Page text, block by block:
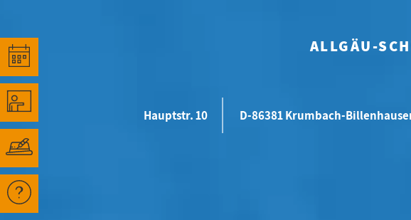
ALLGÄU-
Hauptstr. 10 D-86381 Krumbach-